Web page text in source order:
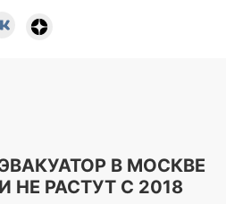
В МОСКВЕ
И НЕ РАСТУТ С 2018